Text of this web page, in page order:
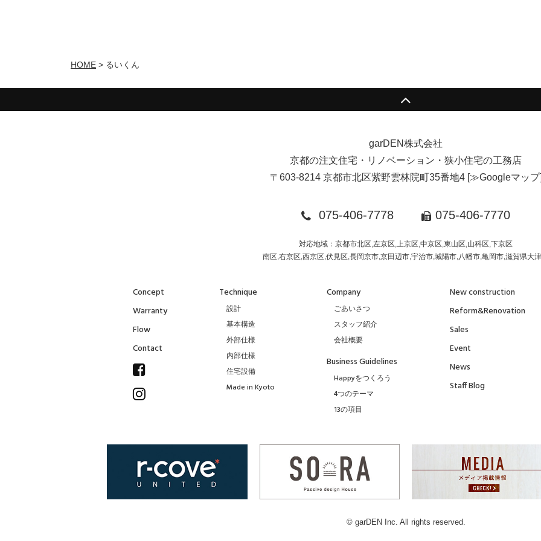
HOME > るいくん
garDEN株式会社
京都の注文住宅・リノベーション・狭小住宅の工務店
〒603-8214 京都市北区紫野雲林院町35番地4[≫Googleマップ
075-406-7778 075-406-7770
対応地域：京都市北区,左京区,上京区,中京区,東山区,山科区,下京区
南区,右京区,西京区,伏見区,長岡京市,京田辺市,宇治市,城陽市,八幡市,亀岡市,滋賀県大
Concept
Warranty
Flow
Contact
Technique
設計
基本構造
外部仕様
内部仕様
住宅設備
Made in Kyoto
Company
ごあいさつ
スタッフ紹介
会社概要
Business Guidelines
Happyをつくろう
4つのテーマ
13の項目
New construction
Reform&Renovation
Sales
Event
News
Staff Blog
© garDEN Inc. All rights reserved.